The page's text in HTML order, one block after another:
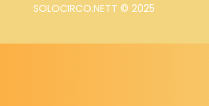
SOLOCIRCO.NETT © 2025